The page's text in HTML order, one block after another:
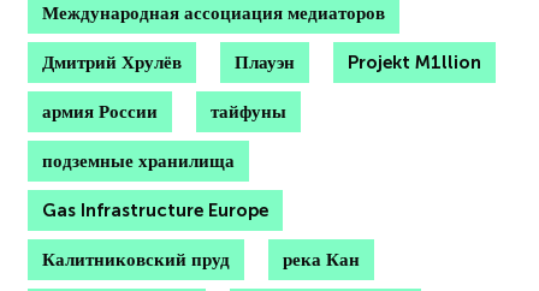
Международная ассоциация медиаторов
Дмитрий Хрулёв Плауэн Projekt M1llion
армия России тайфуны
подземные хранилища
Gas Infrastructure Europe
Калитниковский пруд река Кан